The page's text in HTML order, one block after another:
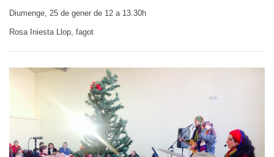
Diumenge, 25 de gener de 12 a 13.30h
Rosa Iniesta Llop, fagot